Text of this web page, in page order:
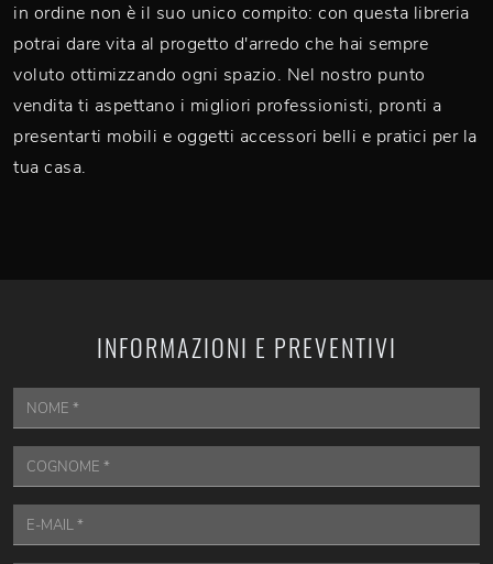
in ordine non è il suo unico compito: con questa libreria
potrai dare vita al progetto d'arredo che hai sempre
voluto ottimizzando ogni spazio. Nel nostro punto
vendita ti aspettano i migliori professionisti, pronti a
presentarti mobili e oggetti accessori belli e pratici per la
tua casa.
INFORMAZIONI E PREVENTIVI